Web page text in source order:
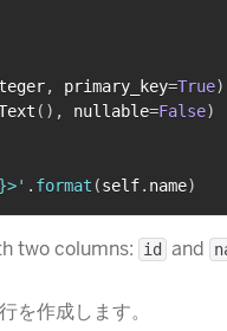
, primary_key=True)
( ) , nullable=False)
. format (self. name)
two columns: id and
を作成します。